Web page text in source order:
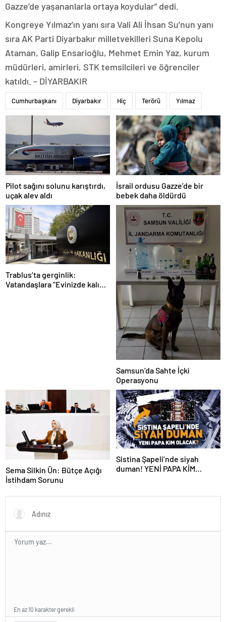
Gazze’de yaşananlarla ortaya koydular” dedi.
Kongreye Yılmaz’ın yanı sıra Vali Ali İhsan Su’nun yanı
sıra AK Parti Diyarbakır milletvekilleri Suna Kepolu
Ataman, Galip Ensarioğlu, Mehmet Emin Yaz, kurum
müdürleri, amirleri, STK temsilcileri ve öğrenciler
katıldı. – DİYARBAKIR
Cumhurbaşkanı Diyarbakır Hiç Terörü Yılmaz
Pilot sağını solunu karıştırdı,
uçak alev aldı
İsrail ordusu Gazze’de bir
bebek daha öldürdü
Trablus’ta gerginlik:
Vatandaşlara “Evinizde kalın”
Samsun’da Sahte İçki
Operasyonu
Sema Silkin Ün: Bütçe Açığı
İstihdam Sorunu
Sistina Şapeli’nde siyah
duman! YENİ PAPA KİM
En az 10 karakter gerekli